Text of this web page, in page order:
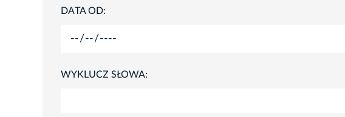
DATA OD:
WYKLUCZ SŁOWA: